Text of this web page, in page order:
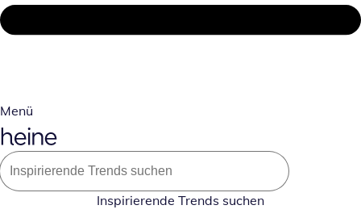
Menü
Inspirierende Trends suchen